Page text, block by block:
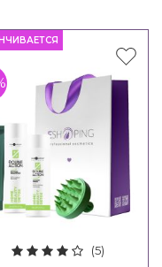
(5)